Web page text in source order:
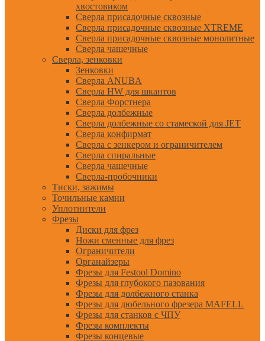
хвостовиком
Сверла присадочные сквозные
Сверла присадочные сквозные XTREME
Сверла присадочные сквозные монолитные
Сверла чашечные
Сверла, зенковки
Зенковки
Сверла ANUBA
Сверла HW для шкантов
Сверла Форстнера
Сверла долбежные
Сверла долбежные со стамеской для JET
Сверла конфирмат
Сверла с зенкером и ограничителем
Сверла спиральные
Сверла чашечные
Сверла-пробочники
Тиски, зажимы
Точильные камни
Уплотнители
Фрезы
Диски для фрез
Ножи сменные для фрез
Ограничители
Органайзеры
Фрезы для Festool Domino
Фрезы для глубокого пазования
Фрезы для долбежного станка
Фрезы для дюбельного фрезера MAFELL
Фрезы для станков с ЧПУ
Фрезы комплекты
Фрезы концевые